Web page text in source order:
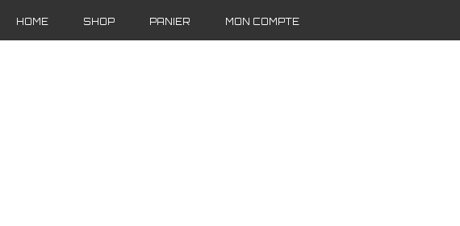
HOME SHOP PANIER MON COMPTE